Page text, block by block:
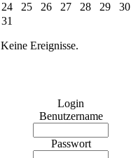
24
25 26 27 28 29
30
31
Keine Ereignisse.
Login
Benutzername
Passwort